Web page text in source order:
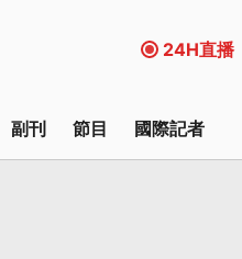
24H直播
副刊 節目 國際記者